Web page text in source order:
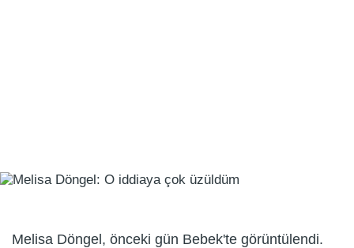
Melisa Döngel, önceki gün Bebek'te görüntülendi.